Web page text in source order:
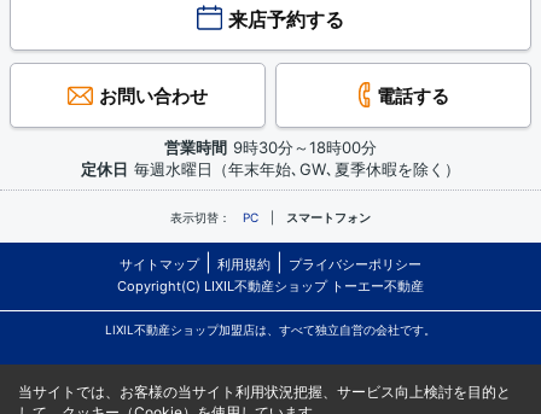
来店予約する
お問い合わせ 電話する
営業時間 9時30分～18時00分
定休日 毎週水曜日（年末年始､GW､夏季休暇を除く）
表示切替： PC スマートフォン
サイトマップ 利用規約
プライバシーポリシー
Copyright(C) LIXIL不動産ショップ トーエー不動産
LIXIL不動産ショップ加盟店は、すべて独立自営の会社です。
当サイトでは、お客様の当サイト利用状況把握、サービス向上検討を目的と